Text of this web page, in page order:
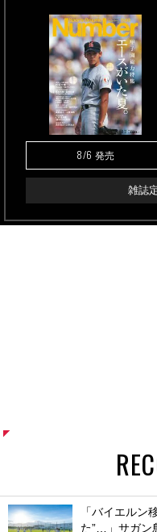
8/6 発売
雑誌
「バイエルン
た”…」サガン